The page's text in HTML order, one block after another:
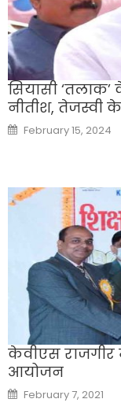
सियासी
नीतीश, तेजस्वी
Posted
on
February 15, 2024
केवीएस राजगीर
आयोजन
Posted
on
February 7, 2021